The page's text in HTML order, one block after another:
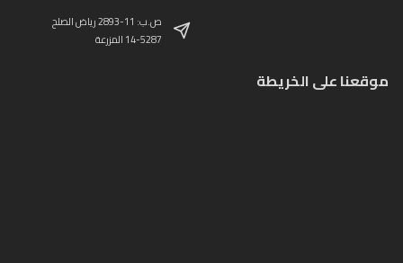
ص.ب: 11-2893 رياض الصلح
14-5287 المزرعة
موقعنا على الخريطة